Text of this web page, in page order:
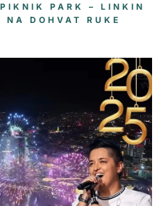
PARK – LINKIN
NA DOHVAT RUKE